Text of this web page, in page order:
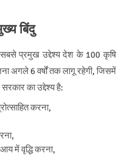
बिंदु
प्रमुख उद्देश्य देश के 100 कृषि
अगले 6 वर्षों तक लागू रहेगी, जिसमें
का उद्देश्य है:
करना,
में वृद्धि करना,